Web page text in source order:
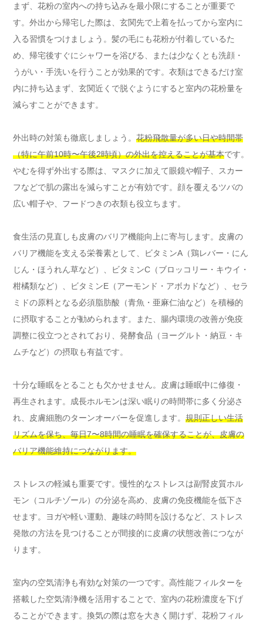
まず、花粉の室内への持ち込みを最小限にすることが重要で
す。外出から帰宅した際は、玄関先で上着を払ってから室内に
入る習慣をつけましょう。髪の毛にも花粉が付着しているた
め、帰宅後すぐにシャワーを浴びる、または少なくとも洗顔・
うがい・手洗いを行うことが効果的です。衣類はできるだけ室
内に持ち込まず、玄関近くで脱ぐようにすると室内の花粉量を
減らすことができます。
外出時の対策も徹底しましょう。 花粉飛散量が多い日や時間帯
（特に午前10時〜午後2時頃）の外出を控えることが基本です。
やむを得ず外出する際は、マスクに加えて眼鏡や帽子、スカー
フなどで肌の露出を減らすことが有効です。顔を覆えるツバの
広い帽子や、フードつきの衣類も役立ちます。
食生活の見直しも皮膚のバリア機能向上に寄与します。皮膚の
バリア機能を支える栄養素として、ビタミンA（鶏レバー・にん
じん・ほうれん草など）、ビタミンC（ブロッコリー・キウイ・
柑橘類など）、ビタミンE（アーモンド・アボカドなど）、セラ
ミドの原料となる必須脂肪酸（青魚・亜麻仁油など）を積極的
に摂取することが勧められます。また、腸内環境の改善が免疫
調整に役立つとされており、発酵食品（ヨーグルト・納豆・キ
ムチなど）の摂取も有益です。
十分な睡眠をとることも欠かせません。皮膚は睡眠中に修復・
再生されます。成長ホルモンは深い眠りの時間帯に多く分泌さ
れ、皮膚細胞のターンオーバーを促進します。 規則正しい生活
リズムを保ち、毎日7〜8時間の睡眠を確保することが、皮膚の
バリア機能維持につながります。
ストレスの軽減も重要です。慢性的なストレスは副腎皮質ホル
モン（コルチゾール）の分泌を高め、皮膚の免疫機能を低下さ
せます。ヨガや軽い運動、趣味の時間を設けるなど、ストレス
発散の方法を見つけることが間接的に皮膚の状態改善につなが
ります。
室内の空気清浄も有効な対策の一つです。高性能フィルターを
搭載した空気清浄機を活用することで、室内の花粉濃度を下げ
ることができます。換気の際は窓を大きく開けず、花粉フィル